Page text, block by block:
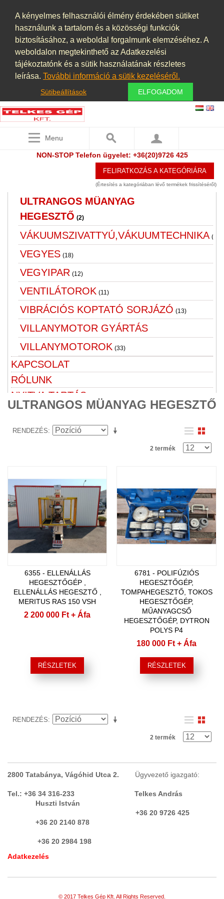
A kényelmes felhasználói élmény érdekében sütiket
használunk a tartalom és a közösségi funkciók
biztosításához, a weboldal forgalmunk elemzéséhez. A
weboldalon megtekinthető az Adatkezelési
tájékoztatónk és a sütik használatának részletes
leírása. További információ a sütik kezeléséről.
Sütibeállítások ELFOGADOM
Menu
NON-STOP Telefon ügyelet: +36(20)9726 425
FELIRATKOZÁS A KATEGÓRIÁRA
(Értesítés a kategóriában lévő termékek frissítéséről)
SZIVATTYÚK
SZOFTVER
TARTÁLY, LÉGTARTÁLY VÁKUUM
TARTÁLY KONTÉNERKÚT (7)
TISZTÍTÁS
TOLÓZÁR (3)
TRANSZFORMÁTOR,
EGYENIRÁNYÍTÓ, TÁPEGYSÉG,
ULTRAHANGOS TISZTITÓ
ULTRANGOS MÜANYAG
HEGESZTŐ (2)
VÁKUUMSZIVATTYÚ,VÁKUUMTECHNIKA (16)
VEGYES (18)
VEGYIPAR (12)
VENTILÁTOROK (11)
VIBRÁCIÓS KOPTATÓ SORJÁZÓ (13)
VILLANYMOTOR GYÁRTÁS
VILLANYMOTOROK (33)
KAPCSOLAT
RÓLUNK
NYITVA TARTÁS
ULTRANGOS MÜANYAG HEGESZTŐ
RENDEZÉS
2 termék
6355 - ELLENÁLLÁS
HEGESZTŐGÉP ,
ELLENÁLLÁS HEGESZTŐ ,
MERITUS RAS 150 VSH
2 200 000 Ft + Áfa
RÉSZLETEK
6781 - POLIFÚZIÓS
HEGESZTŐGÉP,
TOMPAHEGESZTŐ, TOKOS
HEGESZTŐGÉP,
MŰANYAGCSŐ
HEGESZTŐGÉP, DYTRON
POLYS P4
180 000 Ft + Áfa
RÉSZLETEK
RENDEZÉS
2 termék
2800 Tatabánya, Vágóhid Utca 2. Ügyvezető igazgató:
Tel.: +36 34 316-233 Telkes András
Huszti István
+36 20 9726 425
+36 20 2140 878
+36 20 2984 198
Adatkezelés
© 2017 Telkes Gép Kft. All Rights Reserved.